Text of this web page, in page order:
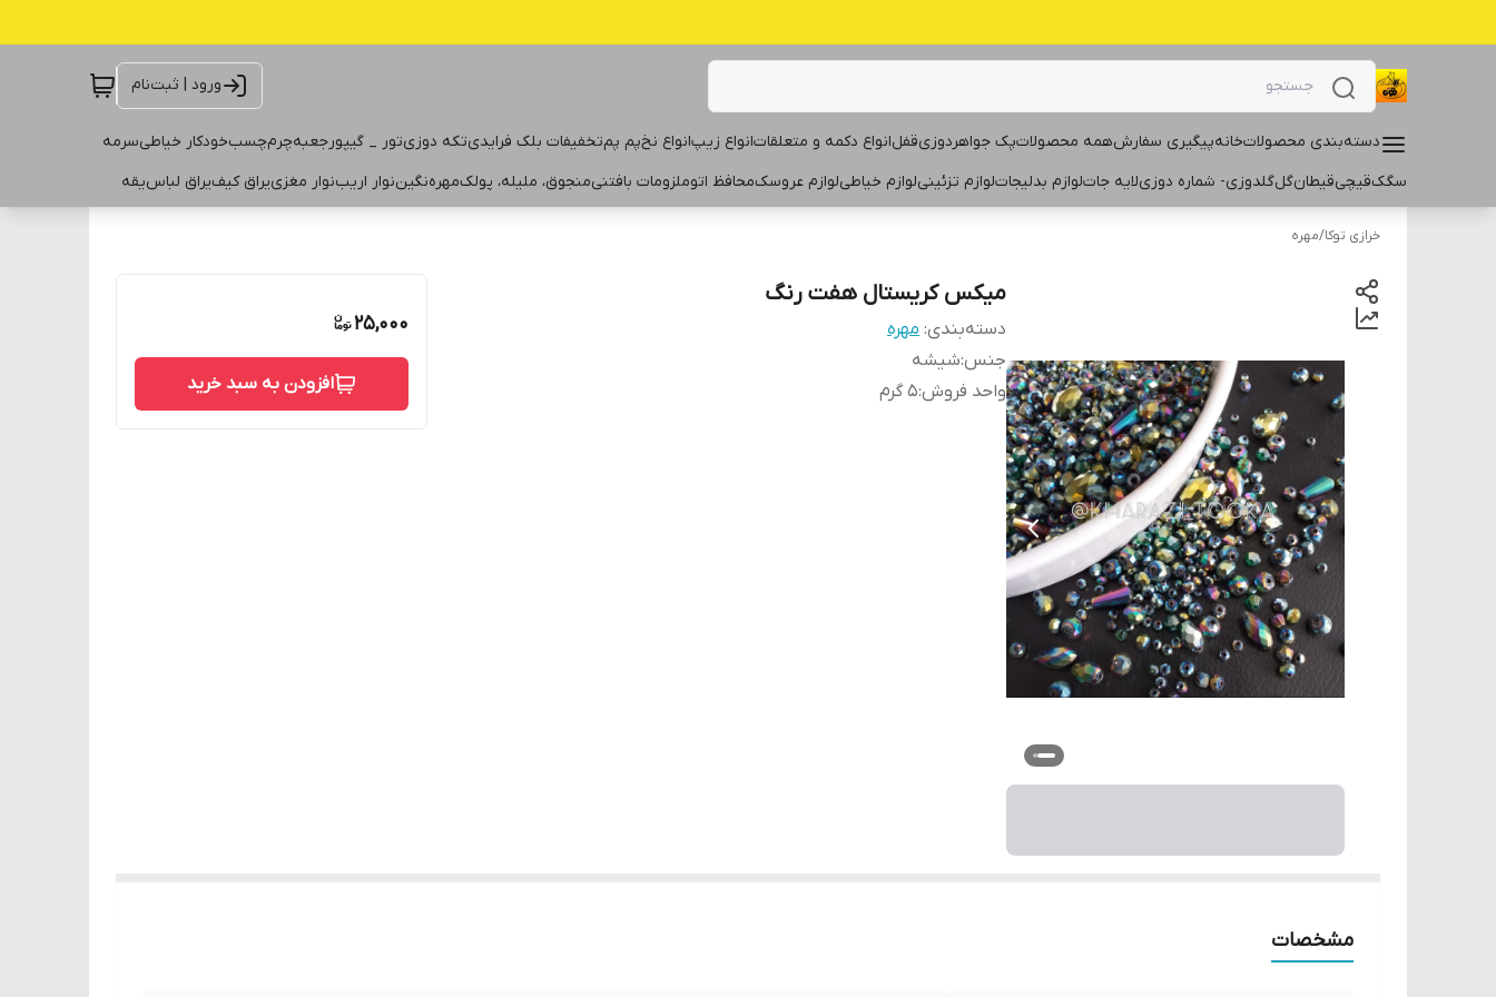
ورود | ثبت‌نام
دسته‌بندی محصولاتخانهپیگیری سفارشهمه محصولاتپک جواهردوزیقفلانواع دکمه و متعلقاتانواع زیپانواع نخپم پمتخفیفات بلک فرایدیتکه دوزیتور _ گیپورجعبهچرمچسبخودکار خیاطیسرمه
سگکقیچیقیطانگلگلدوزی- شماره دوزیلایه جاتلوازم بدلیجاتلوازم تزئینیلوازم خیاطیلوازم عروسکمحافظ اتوملزومات بافتنیمنجوق، ملیله، پولکمهرهنگیننوار اریبنوار مغزییراق کیفیراق لباسیقه
خرازی توکا/مهره
میکس کریستال هفت رنگ
دسته‌بندی: مهره
جنس:شیشه
واحد فروش:۵ گرم
25,000
افزودن به سبد خرید
مشخصات